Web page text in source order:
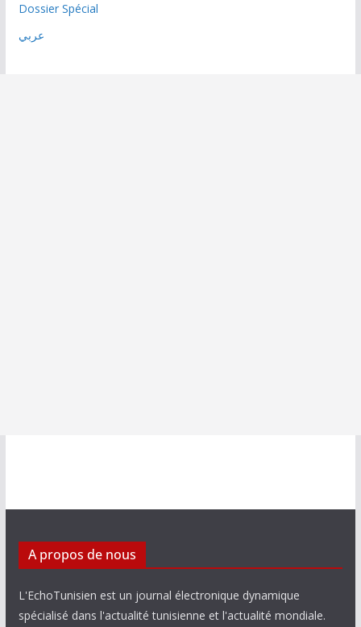
Dossier Spécial
عربي
A propos de nous
L'EchoTunisien est un journal électronique dynamique
spécialisé dans l'actualité tunisienne et l'actualité mondiale.